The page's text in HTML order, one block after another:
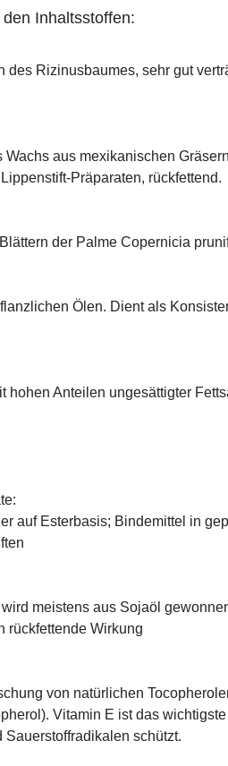
Inhaltsstoffen:
des Rizinusbaumes, sehr gut
aus mexikanischen
Präparaten, rückfettend.
der Palme Copernicia
Ölen. Dient als
hohen Anteilen ungesättigter
auf Esterbasis; Bindemittel in
meistens aus Sojaöl
rückfettende Wirkung
von natürlichen
Vitamin E ist das
schützt.